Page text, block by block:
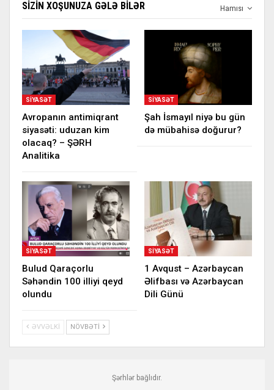
Hamısı
SIZIN XOŞUNUZA GƏLƏ BILƏR
SIYASƏT
Avropanın antimiqrant
siyasəti: uduzan kim
olacaq? – ŞƏRH
Analitika
SIYASƏT
Şah İsmayıl niyə bu gün
də mübahisə doğurur?
SIYASƏT
Bulud Qaraçorlu
Səhəndin 100 illiyi qeyd
olundu
SIYASƏT
1 Avqust – Azərbaycan
Əlifbası və Azərbaycan
Dili Günü
ƏVVƏLKI NÖVBƏTI
Şərhlər bağlıdır.